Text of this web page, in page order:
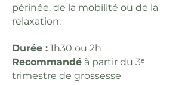
périnée, de la mobilité ou de la
relaxation.
Durée : 1h30 ou 2h
Recommandé à partir du 3ᵉ
trimestre de grossesse